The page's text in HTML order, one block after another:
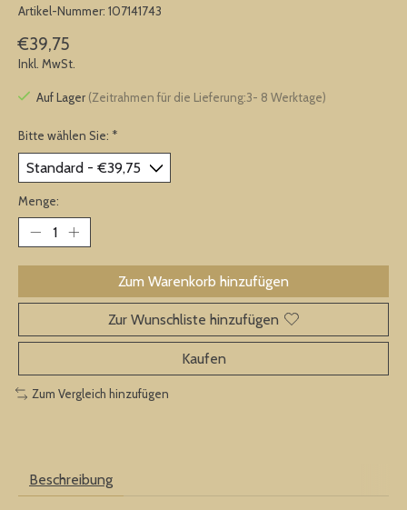
Artikel-Nummer: 107141743
€39,75
Inkl. MwSt.
Auf Lager (Zeitrahmen für die Lieferung:3- 8 Werktage)
Bitte wählen Sie: *
Menge:
Zum Warenkorb hinzufügen
Zur Wunschliste hinzufügen
Kaufen
Zum Vergleich hinzufügen
Beschreibung